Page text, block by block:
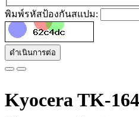
พิมพ์รหัสป้องกันสแปม:
ดำเนินการต่อ
Kyocera TK-